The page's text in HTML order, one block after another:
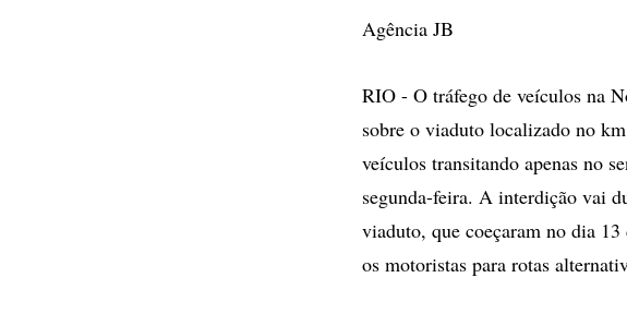
Agência JB
RIO - O tráfego de veículos na
sobre o viaduto localizado no
veículos transitando apenas no
segunda-feira. A interdição vai
viaduto, que coeçaram no dia
os motoristas para rotas